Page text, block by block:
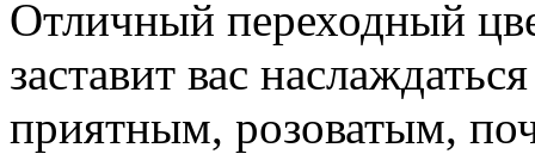
Отличный переходный
заставит вас
приятным, розоватым,